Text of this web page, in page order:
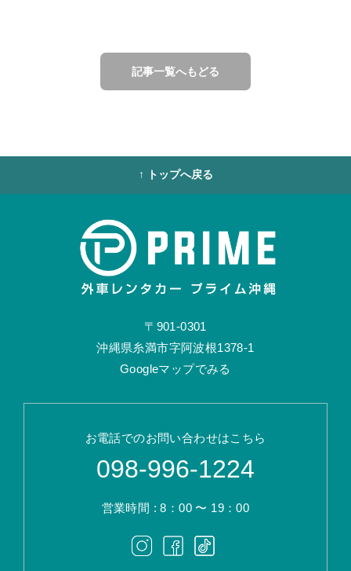
記事一覧へもどる
↑ トップへ戻る
〒901-0301
沖縄県糸満市字阿波根1378-1
Googleマップでみる
お電話でのお問い合わせはこちら
098-996-1224
営業時間 : 8：00 〜 19：00